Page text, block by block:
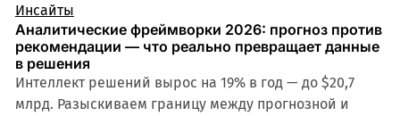
Инсайты
Аналитические фреймворки 2026: прогноз против
рекомендации — что реально превращает данные
в решения
Интеллект решений вырос на 19% в год — до $20,7
млрд. Разыскиваем границу между прогнозной и